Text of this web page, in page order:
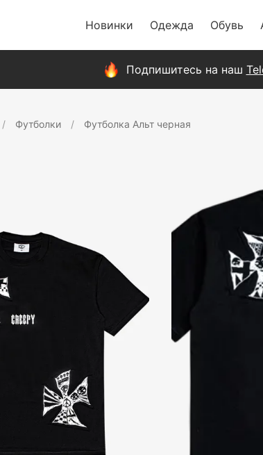
Новинки Одежда Обувь
Подпишитесь на наш
Футболки Футболка Альт черная